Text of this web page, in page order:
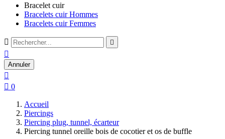
Bracelet cuir
Bracelets cuir Hommes
Bracelets cuir Femmes
 

Annuler

 0
Accueil
Piercings
Piercing plug, tunnel, écarteur
Piercing tunnel oreille bois de cocotier et os de buffle